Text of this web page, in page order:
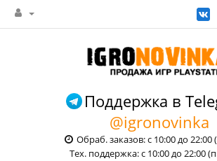
Поддержка в
@igronovinka
Обраб. заказов: с 10:00 до 22:00
Тех. поддержка: с 10:00 до 22:00